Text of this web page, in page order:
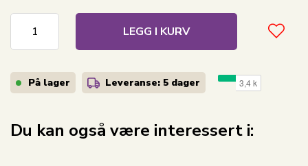
LEGG I KURV
På lager Leveranse: 5 dager
Du kan også være interessert i: